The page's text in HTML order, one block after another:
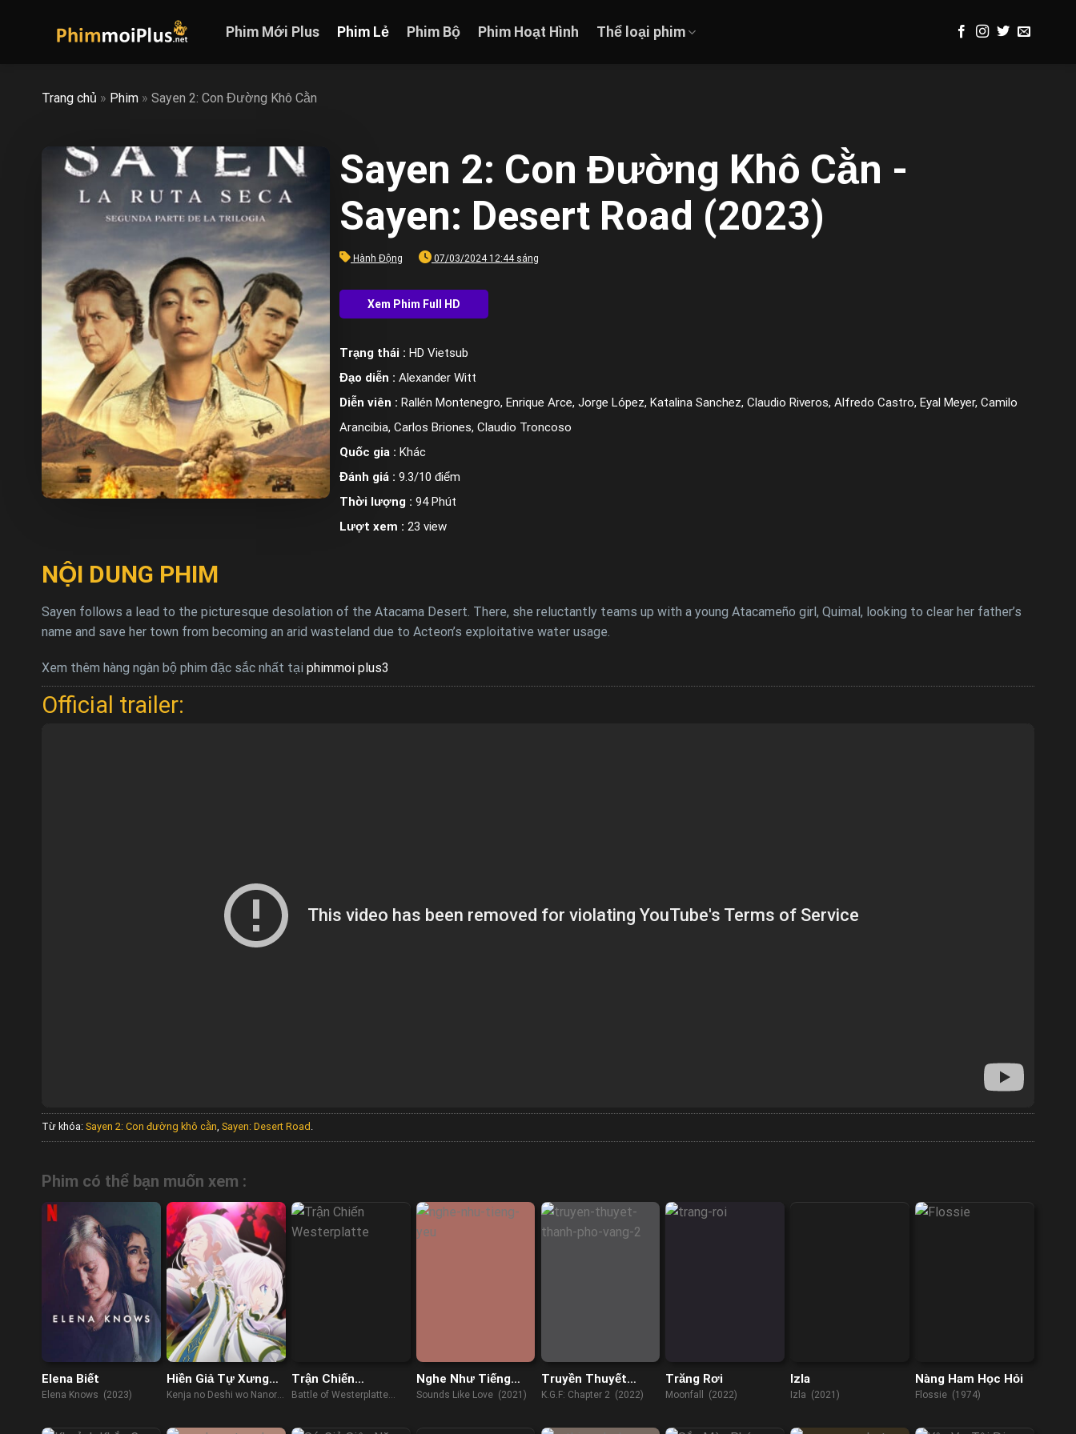
Phim Mới Plus Phim Lẻ Phim Bộ Phim Hoạt Hình Thể loại phim
Trang chủ » Phim » Sayen 2: Con Đường Khô Cằn
Sayen 2: Con Đường Khô Cằn -
Sayen: Desert Road (2023)
Hành Động 07/03/2024 12:44 sáng
Trạng thái : HD Vietsub
Đạo diễn : Alexander Witt
Diễn viên : Rallén Montenegro, Enrique Arce, Jorge López, Katalina Sanchez, Claudio Riveros, Alfredo Castro, Eyal Meyer, Camilo
Arancibia, Carlos Briones, Claudio Troncoso
Quốc gia : Khác
Đánh giá : 9.3/10 điểm
Thời lượng : 94 Phút
Lượt xem : 23 view
NỘI DUNG PHIM
Sayen follows a lead to the picturesque desolation of the Atacama Desert. There, she reluctantly teams up with a young Atacameño girl, Quimal, looking to clear her father’s
name and save her town from becoming an arid wasteland due to Acteon’s exploitative water usage.
Xem thêm hàng ngàn bộ phim đặc sắc nhất tại phimmoi plus3
Official trailer:
Từ khóa: Sayen 2: Con đường khô cằn Sayen: Desert Road
Phim có thể bạn muốn xem :
Elena Biết
Elena Knows (2023)
Hiền Giả Tự Xưng
Là Đồ Đệ Hiền Giả
Kenja no Deshi wo Nanoru
Herself Pupil of the Wise
Trận Chiến
Westerplatte
Battle of Westerplatte
Nghe Như Tiếng
Yêu
Sounds Like Love (2021)
Truyền Thuyết
Thành Phố Vàng 2
K.G.F: Chapter 2 (2022)
Trăng Rơi
Moonfall (2022)
Izla
Izla (2021)
Nàng Ham Học Hỏi
Flossie (1974)